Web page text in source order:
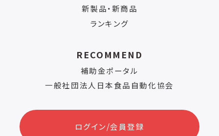
新製品・新商品
ランキング
RECOMMEND
補助金ポータル
一般社団法人日本食品自動化協会
ログイン/会員登録